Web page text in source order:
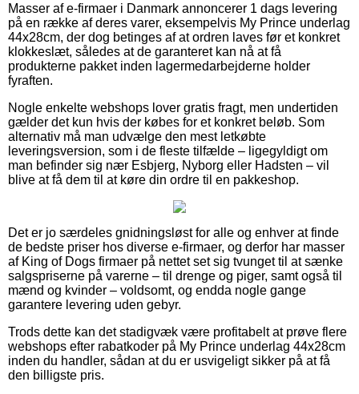
Masser af e-firmaer i Danmark annoncerer 1 dags levering
på en række af deres varer, eksempelvis My Prince underlag
44x28cm, der dog betinges af at ordren laves før et konkret
klokkeslæt, således at de garanteret kan nå at få
produkterne pakket inden lagermedarbejderne holder
fyraften.
Nogle enkelte webshops lover gratis fragt, men undertiden
gælder det kun hvis der købes for et konkret beløb. Som
alternativ må man udvælge den mest letkøbte
leveringsversion, som i de fleste tilfælde – ligegyldigt om
man befinder sig nær Esbjerg, Nyborg eller Hadsten – vil
blive at få dem til at køre din ordre til en pakkeshop.
Det er jo særdeles gnidningsløst for alle og enhver at finde
de bedste priser hos diverse e-firmaer, og derfor har masser
af King of Dogs firmaer på nettet set sig tvunget til at sænke
salgspriserne på varerne – til drenge og piger, samt også til
mænd og kvinder – voldsomt, og endda nogle gange
garantere levering uden gebyr.
Trods dette kan det stadigvæk være profitabelt at prøve flere
webshops efter rabatkoder på My Prince underlag 44x28cm
inden du handler, sådan at du er usvigeligt sikker på at få
den billigste pris.